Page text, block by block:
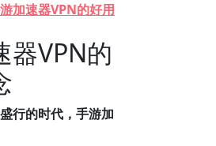
加速器VPN的好用
器VPN的
行的时代，手游加